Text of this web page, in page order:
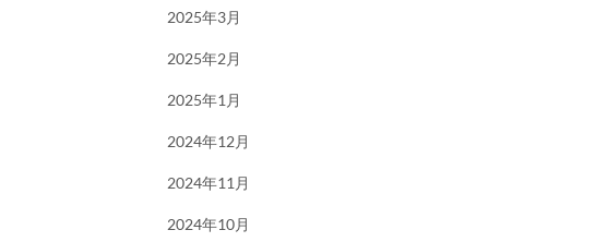
2025年3月
2025年2月
2025年1月
2024年12月
2024年11月
2024年10月